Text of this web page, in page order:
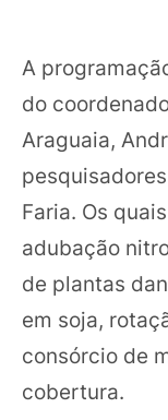
A
do
Araguaia,
Faria. Os
adubação
de plantas
em soja,
consórcio de
cobertura.